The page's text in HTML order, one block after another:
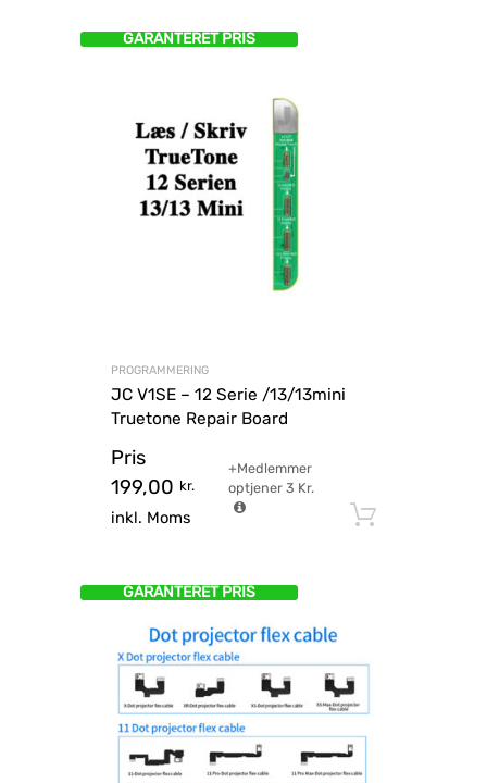
GARANTERET PRIS
PROGRAMMERING
JC V1SE – 12 Serie /13/13mini
Truetone Repair Board
Pris
199,00 kr.
inkl. Moms
+Medlemmer
optjener 3 Kr.
GARANTERET PRIS